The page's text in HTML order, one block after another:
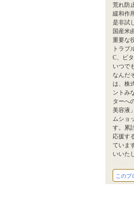
荒れ防
緩和作
是非試
国産米
重要な
トラブ
C、ビ
いつで
なんだ
は、株
ントみ
ターへ
美容液
ムショ
す。累
応援す
ていま
いいた
このブ